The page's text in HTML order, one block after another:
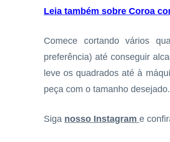
Leia também sobre Coroa
Comece cortando vários
preferência) até conseguir
leve os quadrados até à
peça com o tamanho desejado.
Siga nosso Instagram e